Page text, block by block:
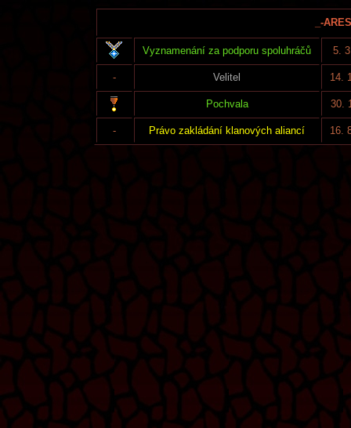
_-
Vyznamenání za podporu spoluhráčů 5.
- Velitel 14.
Pochvala 30.
- Právo zakládání klanových aliancí 16.